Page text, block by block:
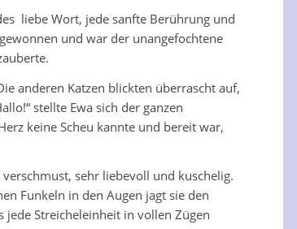
liebe Wort, jede sanfte Berührung und
und war der unangefochtene
anderen Katzen blickten überrascht auf,
stellte Ewa sich der ganzen
keine Scheu kannte und bereit war,
sehr liebevoll und kuschelig.
Funkeln in den Augen jagt sie den
Streicheleinheit in vollen Zügen